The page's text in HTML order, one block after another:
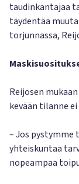
taudinkantajaa
täydentää
torjunnassa,
Reijosen
kevään tilanne
– Jos
yhteiskuntaa
nopeampaa